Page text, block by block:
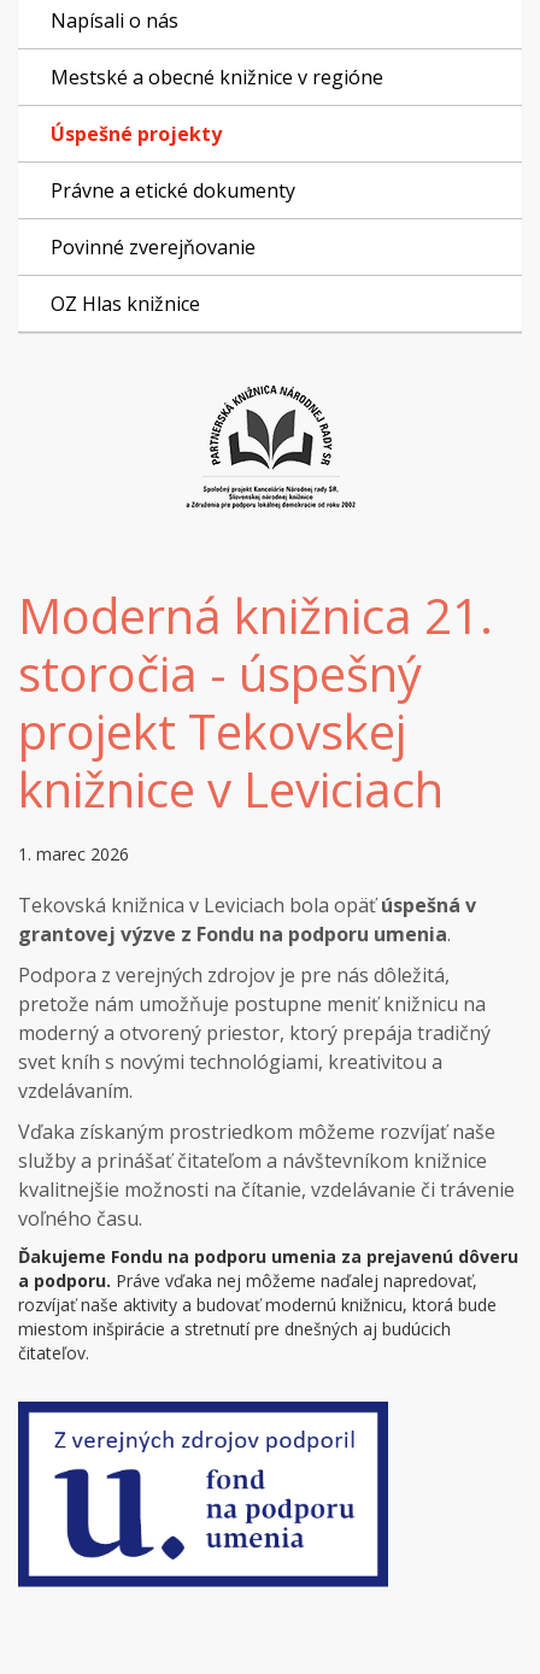
Napísali o nás
Mestské a obecné knižnice v regióne
Úspešné projekty
Právne a etické dokumenty
Povinné zverejňovanie
OZ Hlas knižnice
Moderná knižnica 21.
storočia - úspešný
projekt Tekovskej
knižnice v Leviciach
1. marec 2026
Tekovská knižnica v Leviciach bola opäťúspešná v
grantovej výzve z Fondu na podporu umenia.
Podpora z verejných zdrojov je pre nás dôležitá,
pretože nám umožňuje postupne meniť knižnicu na
moderný a otvorený priestor, ktorý prepája tradičný
svet kníh s novými technológiami, kreativitou a
vzdelávaním.
Vďaka získaným prostriedkom môžeme rozvíjať naše
služby a prinášať čitateľom a návštevníkom knižnice
kvalitnejšie možnosti na čítanie, vzdelávanie či trávenie
voľného času.
Ďakujeme Fondu na podporu umenia za prejavenú dôveru
a podporu. Práve vďaka nej môžeme naďalej napredovať,
rozvíjať naše aktivity a budovať modernú knižnicu, ktorá bude
miestom inšpirácie a stretnutí pre dnešných aj budúcich
čitateľov.